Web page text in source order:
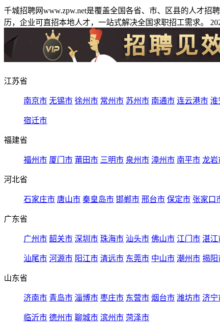
千城招聘网www.zpw.net是覆盖全国各省、市、区县的人才
历，企业可直招本地人才，一站式解决全国求职招工需求。
江苏省
南京市 无锡市 徐州市 常州市 苏州市 南通市 连云港市 淮
宿迁市
福建省
福州市 厦门市 莆田市 三明市 泉州市 漳州市 南平市 龙岩
河北省
石家庄市 唐山市 秦皇岛市 邯郸市 邢台市 保定市 张家口
广东省
广州市 韶关市 深圳市 珠海市 汕头市 佛山市 江门市 湛江
汕尾市 河源市 阳江市 清远市 东莞市 中山市 潮州市 揭阳
山东省
济南市 青岛市 淄博市 枣庄市 东营市 烟台市 潍坊市 济宁
临沂市 德州市 聊城市 滨州市 菏泽市